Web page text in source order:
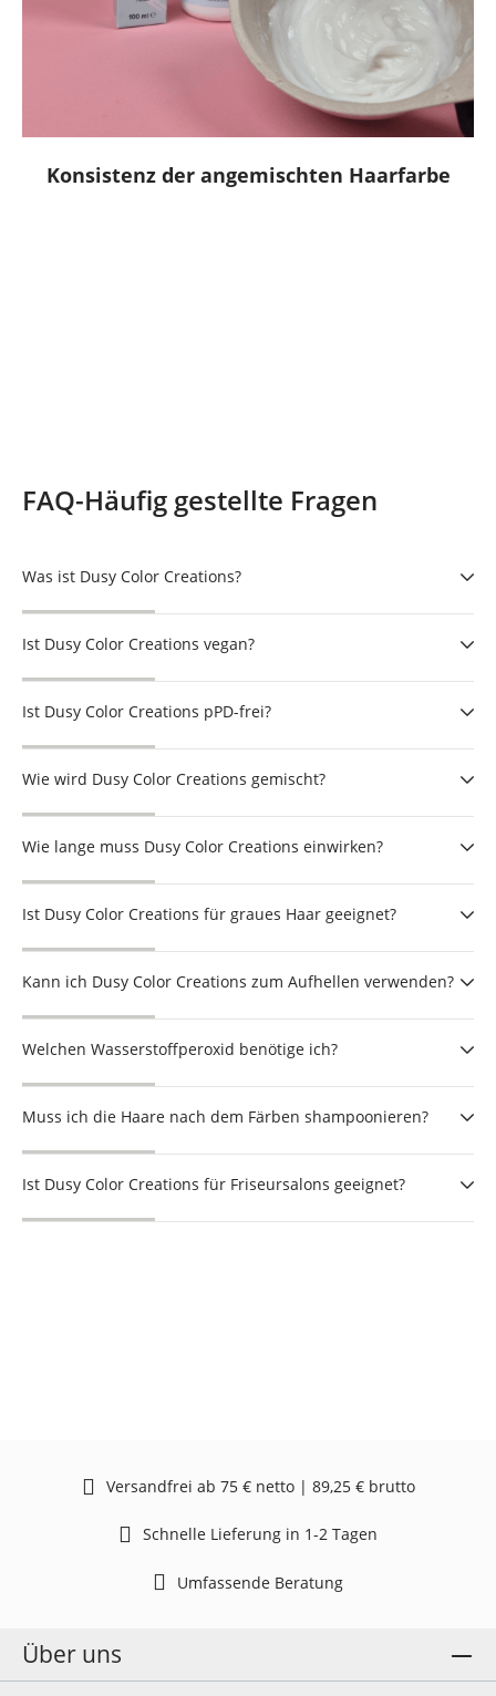
Konsistenz der angemischten Haarfarbe
FAQ-Häufig gestellte Fragen
Was ist Dusy Color Creations?
Ist Dusy Color Creations vegan?
Ist Dusy Color Creations pPD-frei?
Wie wird Dusy Color Creations gemischt?
Wie lange muss Dusy Color Creations einwirken?
Ist Dusy Color Creations für graues Haar geeignet?
Kann ich Dusy Color Creations zum Aufhellen verwenden?
Welchen Wasserstoffperoxid benötige ich?
Muss ich die Haare nach dem Färben shampoonieren?
Ist Dusy Color Creations für Friseursalons geeignet?
Versandfrei ab 75 € netto | 89,25 € brutto
Schnelle Lieferung in 1-2 Tagen
Umfassende Beratung
Über uns